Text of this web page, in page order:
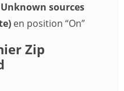
Unknown sources
en position “On”
Zip